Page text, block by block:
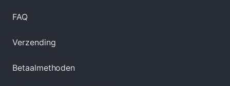
FAQ
Verzending
Betaalmethoden